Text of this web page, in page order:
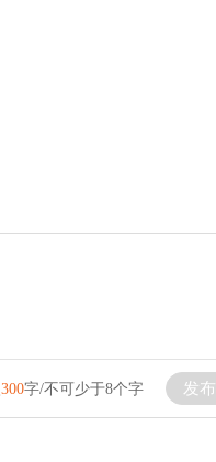
300字/不可少于8个字 发